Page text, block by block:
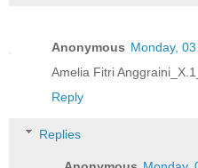
Anonymous Monday,
Amelia Fitri
Reply
Replies